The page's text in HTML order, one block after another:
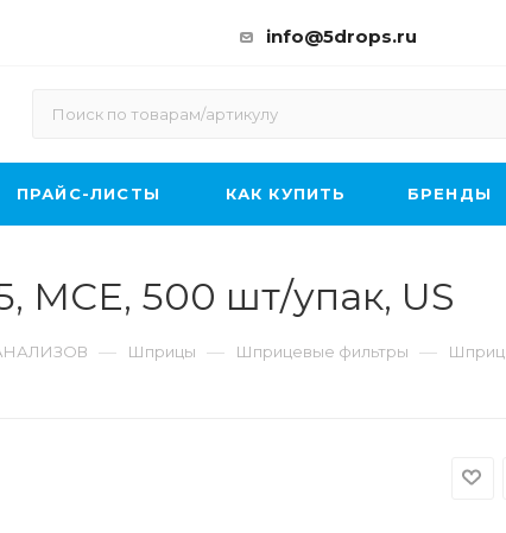
info@5drops.ru
ПРАЙС-ЛИСТЫ КАК КУПИТЬ БРЕНДЫ
MCE, 500 шт/упак, US
— Шприцы — Шприцевые фильтры —